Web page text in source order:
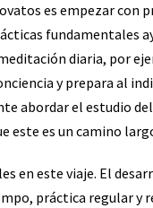
es empezar con
fundamentales
diaria, por
y prepara al
abordar el estudio
este es un camino
en este viaje. El
práctica regular y